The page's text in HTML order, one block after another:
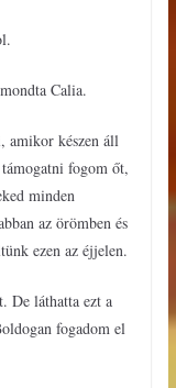
Calia.
amikor készen áll
fogom őt,
minden
az örömben és
ezen az éjjelen.
De láthatta ezt a
fogadom el